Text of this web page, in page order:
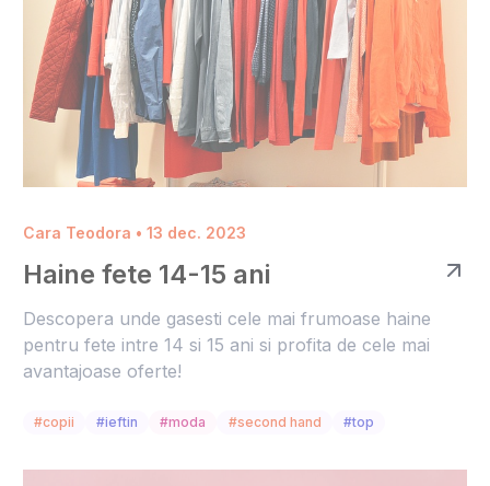
Cara Teodora • 13 dec. 2023
Haine fete 14-15 ani
Descopera unde gasesti cele mai frumoase haine
pentru fete intre 14 si 15 ani si profita de cele mai
avantajoase oferte!
#copii #ieftin #moda #second hand #top